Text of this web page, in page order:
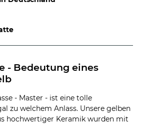
- Bedeutung eines
- Master - ist eine tolle
zu welchem Anlass. Unsere gelben
hochwertiger Keramik wurden mit